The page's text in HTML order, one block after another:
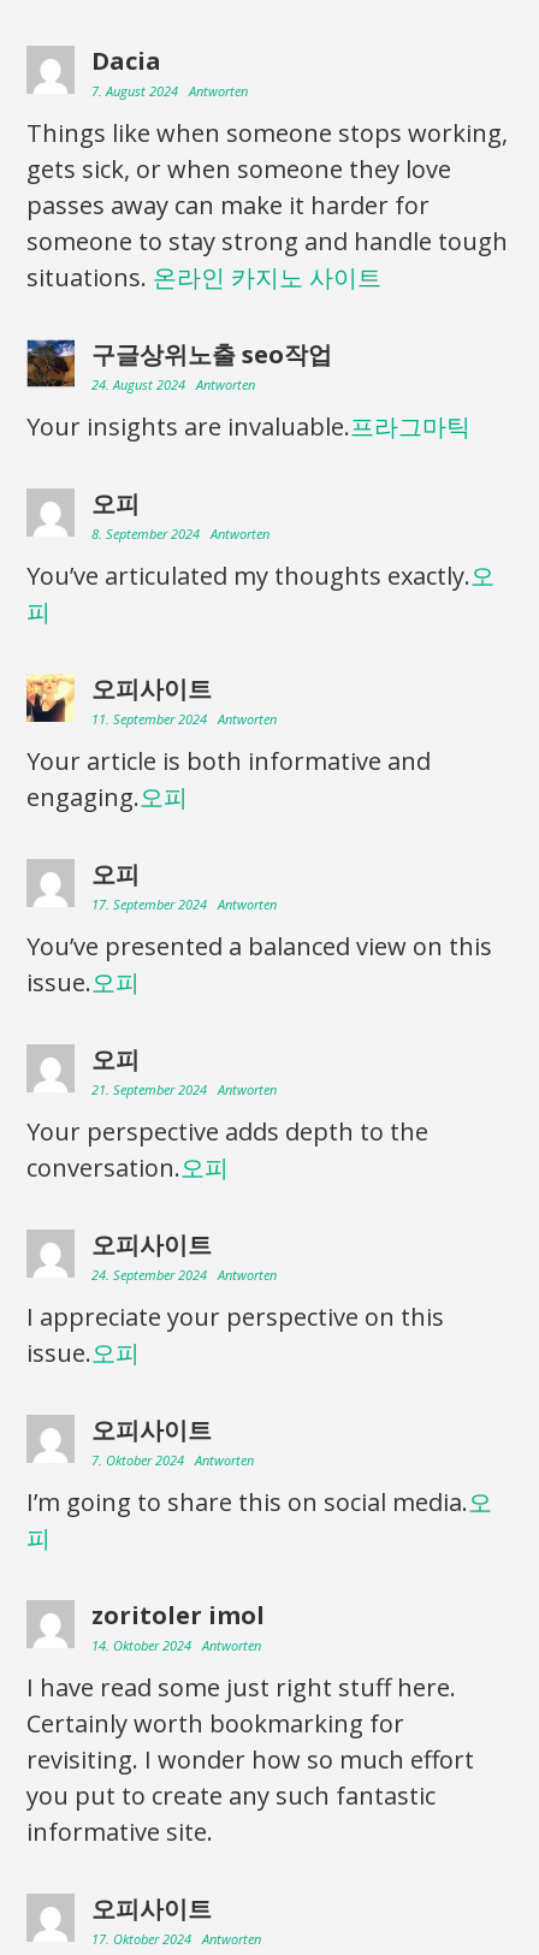
Dacia
7. August 2024 Antworten
Things like when someone stops working,
gets sick, or when someone they love
passes away can make it harder for
someone to stay strong and handle tough
situations. 온라인 카지노 사이트
구글상위노출 seo작업
24. August 2024 Antworten
Your insights are invaluable.프라그마틱
오피
8. September 2024 Antworten
You’ve articulated my thoughts exactly.오
피
오피사이트
11. September 2024 Antworten
Your article is both informative and
engaging.오피
오피
17. September 2024 Antworten
You’ve presented a balanced view on this
issue.오피
오피
21. September 2024 Antworten
Your perspective adds depth to the
conversation.오피
오피사이트
24. September 2024 Antworten
I appreciate your perspective on this
issue.오피
오피사이트
7. Oktober 2024 Antworten
I’m going to share this on social media.오
피
zoritoler imol
14. Oktober 2024 Antworten
I have read some just right stuff here.
Certainly worth bookmarking for
revisiting. I wonder how so much effort
you put to create any such fantastic
informative site.
오피사이트
17. Oktober 2024 Antworten